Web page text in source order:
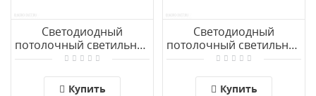
Светодиодный
потолочный светильник
для ванной комнаты
LED A6818PL-1WH
Купить
Светодиодный
потолочный светильник
для ванной комнаты
LED A6812PL-1WH
Купить